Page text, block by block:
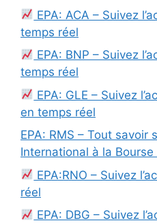
EPA: ACA – Suivez
temps réel
EPA: BNP – Suivez
temps réel
EPA: GLE – Suivez
en temps réel
EPA: RMS – Tout savoir
International à la Bourse
EPA:RNO – Suivez
réel
EPA: DBG – Suivez